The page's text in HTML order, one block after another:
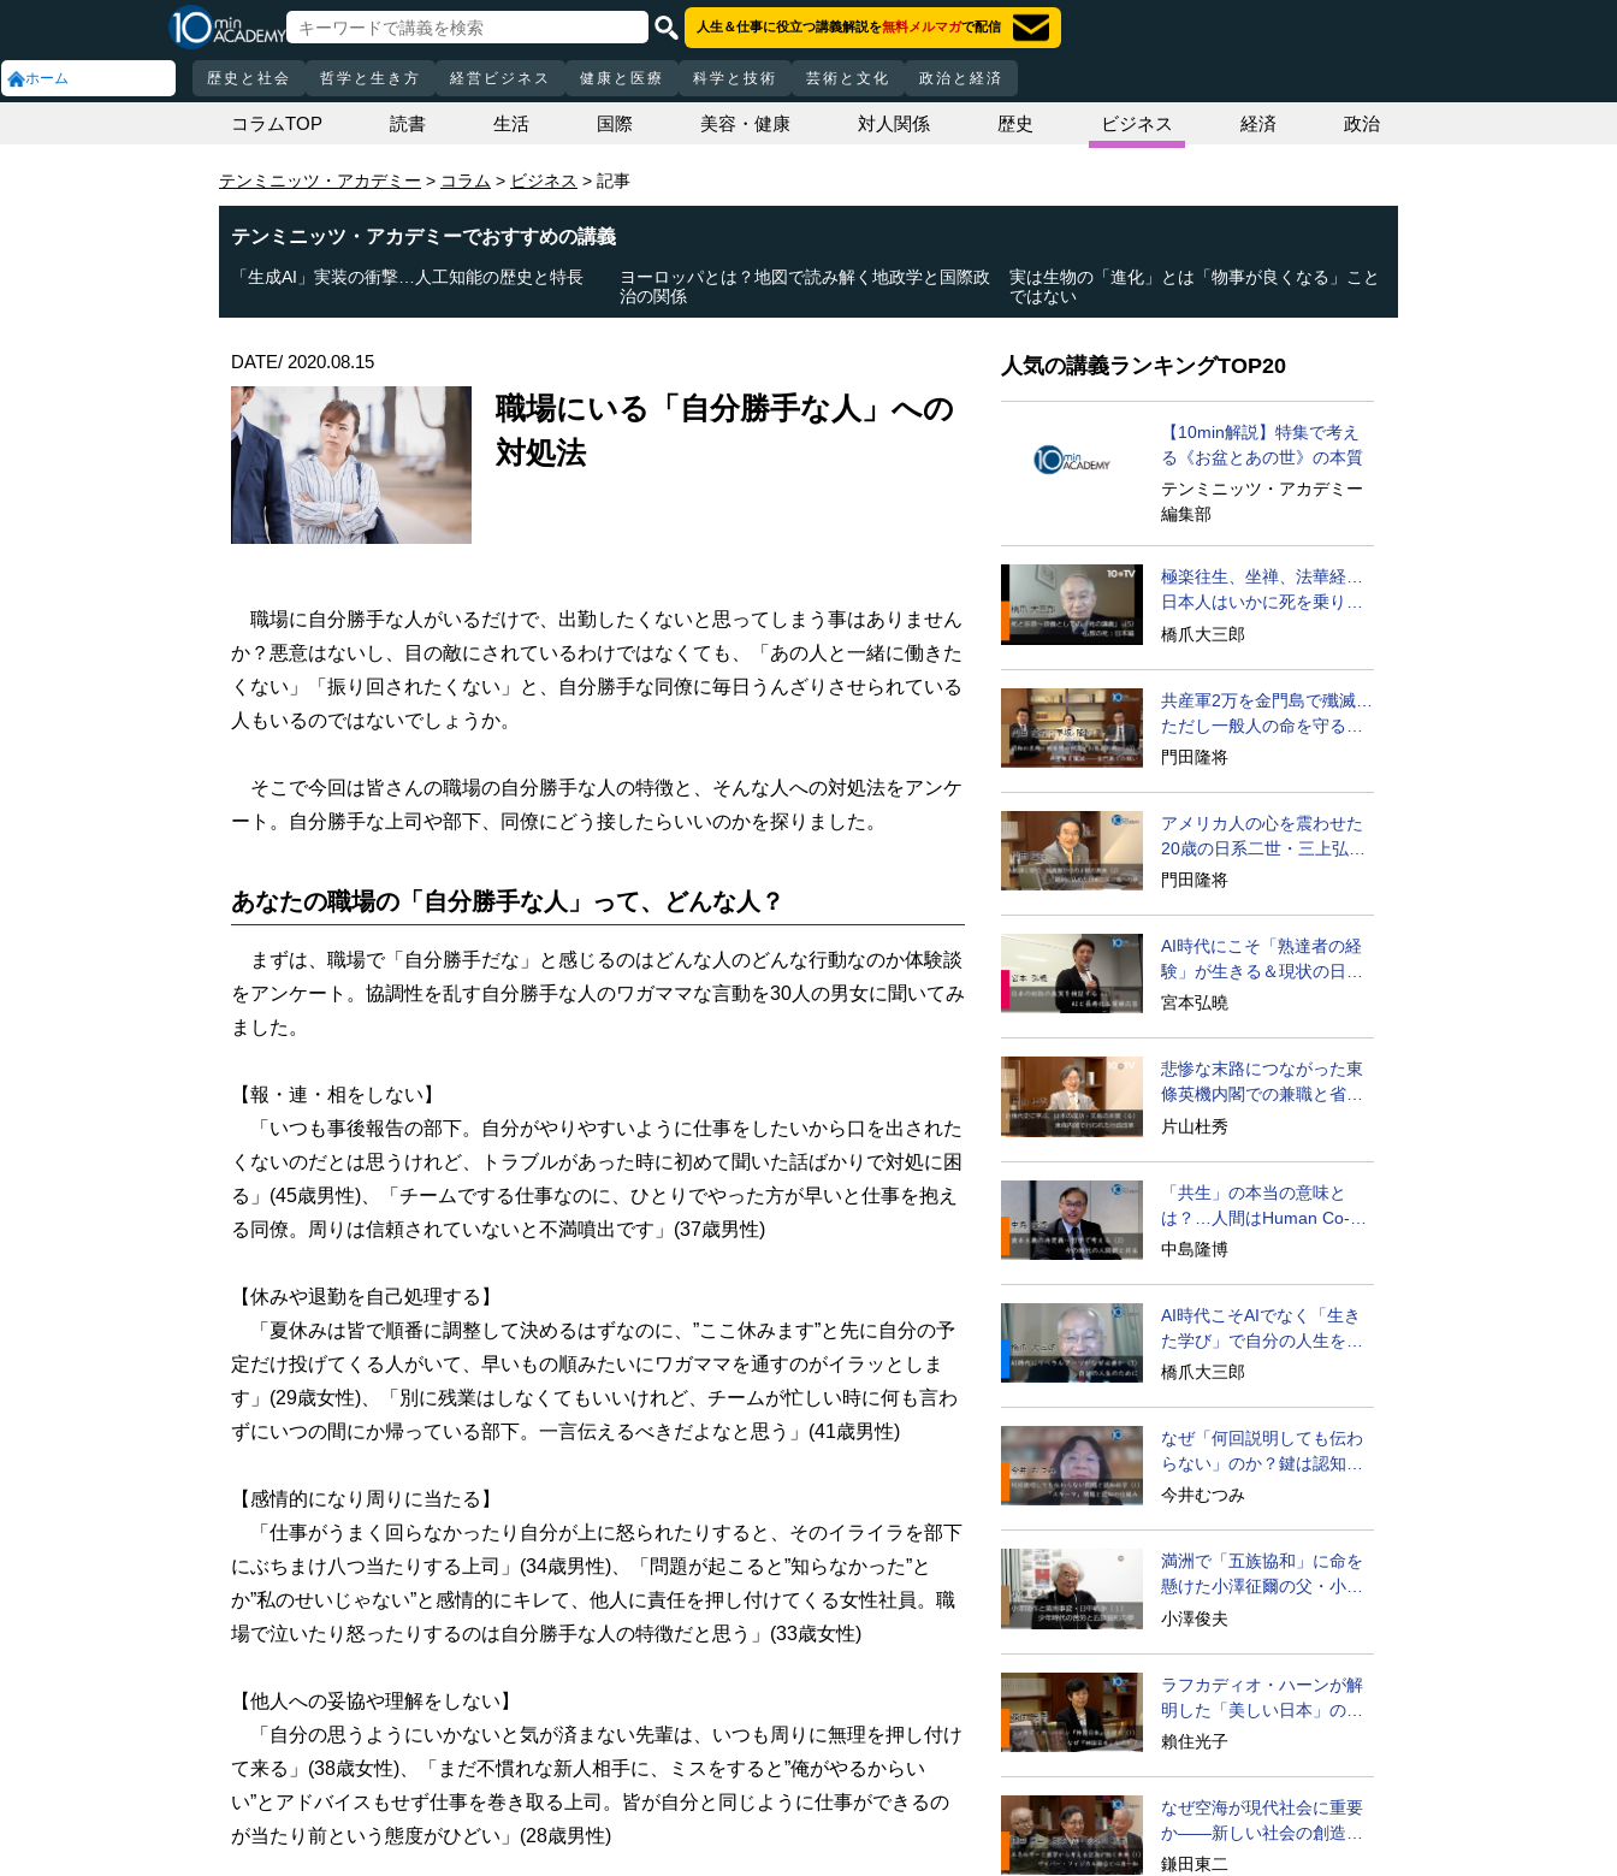
ホーム
人生＆仕事に役立つ講義解説を無料メルマガで配信
歴史と社会 哲学と生き方 経営ビジネス 健康と医療 科学と技術 芸術と文化 政治と経済
コラムTOP 読書 生活 国際 美容・健康 対人関係 歴史 ビジネス 経済 政治
テンミニッツ・アカデミー コラム ビジネス 記事
テンミニッツ・アカデミーでおすすめの講義
「生成AI」実装の衝撃…人工知能の歴史と特長
ヨーロッパとは？地図で読み解く地政学と国際政
治の関係
実は生物の「進化」とは「物事が良くなる」こと
ではない
DATE/ 2020.08.15
職場にいる「自分勝手な人」への
対処法
職場に自分勝手な人がいるだけで、出勤したくないと思ってしまう事はありません
か？悪意はないし、目の敵にされているわけではなくても、「あの人と一緒に働きた
くない」「振り回されたくない」と、自分勝手な同僚に毎日うんざりさせられている
人もいるのではないでしょうか。
そこで今回は皆さんの職場の自分勝手な人の特徴と、そんな人への対処法をアンケ
ート。自分勝手な上司や部下、同僚にどう接したらいいのかを探りました。
あなたの職場の「自分勝手な人」って、どんな人？
まずは、職場で「自分勝手だな」と感じるのはどんな人のどんな行動なのか体験談
をアンケート。協調性を乱す自分勝手な人のワガママな言動を30人の男女に聞いてみ
ました。
【報・連・相をしない】
「いつも事後報告の部下。自分がやりやすいように仕事をしたいから口を出された
くないのだとは思うけれど、トラブルがあった時に初めて聞いた話ばかりで対処に困
る」(45歳男性)、「チームでする仕事なのに、ひとりでやった方が早いと仕事を抱え
る同僚。周りは信頼されていないと不満噴出です」(37歳男性)
【休みや退勤を自己処理する】
「夏休みは皆で順番に調整して決めるはずなのに、”ここ休みます”と先に自分の予
定だけ投げてくる人がいて、早いもの順みたいにワガママを通すのがイラッとしま
す」(29歳女性)、「別に残業はしなくてもいいけれど、チームが忙しい時に何も言わ
ずにいつの間にか帰っている部下。一言伝えるべきだよなと思う」(41歳男性)
【感情的になり周りに当たる】
「仕事がうまく回らなかったり自分が上に怒られたりすると、そのイライラを部下
にぶちまけ八つ当たりする上司」(34歳男性)、「問題が起こると”知らなかった”と
か”私のせいじゃない”と感情的にキレて、他人に責任を押し付けてくる女性社員。職
場で泣いたり怒ったりするのは自分勝手な人の特徴だと思う」(33歳女性)
【他人への妥協や理解をしない】
「自分の思うようにいかないと気が済まない先輩は、いつも周りに無理を押し付け
て来る」(38歳女性)、「まだ不慣れな新人相手に、ミスをすると”俺がやるからい
い”とアドバイスもせず仕事を巻き取る上司。皆が自分と同じように仕事ができるの
が当たり前という態度がひどい」(28歳男性)
人気の講義ランキングTOP20
【10min解説】特集で考え
る《お盆とあの世》の本質
テンミニッツ・アカデミー
編集部
極楽往生、坐禅、法華経…
日本人はいかに死を乗り越
えるか
橋爪大三郎
共産軍2万を金門島で殲滅…
ただし一般人の命を守る軍
人の本義を重視
門田隆将
アメリカ人の心を震わせた
20歳の日系二世・三上弘文
の翻訳
門田隆将
AI時代にこそ「熟達者の経
験」が生きる＆現状の日本
経済の実情は
宮本弘曉
悲惨な末路につながった東
條英機内閣での兼職と省庁
再編
片山杜秀
「共生」の本当の意味と
は？…人間はHuman Co-
becoming
中島隆博
AI時代こそAIでなく「生き
た学び」で自分の人生を膨
らませる
橋爪大三郎
なぜ「何回説明しても伝わ
らない」のか？鍵は認知の
仕組み
今井むつみ
満洲で「五族協和」に命を
懸けた小澤征爾の父・小澤
開作
小澤俊夫
ラフカディオ・ハーンが解
明した「美しい日本」の秘
密と未来
賴住光子
なぜ空海が現代社会に重要
か――新しい社会の創造の
ために
鎌田東二